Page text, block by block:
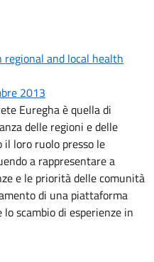
regional and local health
2013
Euregha è quella di
delle regioni e delle
il loro ruolo presso le
a rappresentare a
e le priorità delle comunità
di una piattaforma
scambio di esperienze in